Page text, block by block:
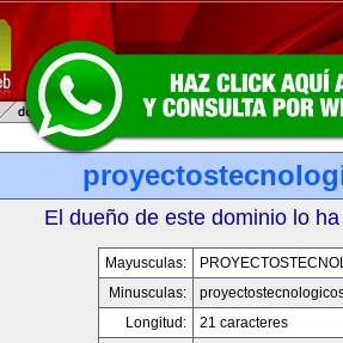
El dueño de este dominio lo
Mayusculas:
Minusculas:
Longitud:
21 caracteres